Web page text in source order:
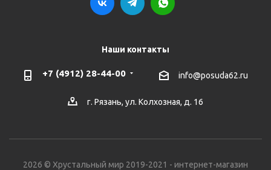
Наши контакты
+7 (4912) 28-44-00 info@posuda62.ru
г. Рязань, ул. Колхозная, д. 16
2026 © Хрустальный мир 2019-2021 - интернет-магазин